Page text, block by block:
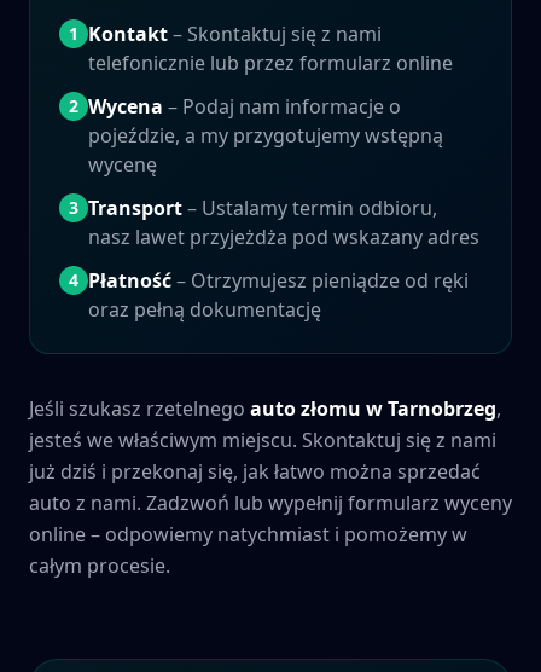
1 Kontakt– Skontaktuj się z nami
telefonicznie lub przez formularz online
2 Wycena – Podaj nam informacje o
pojeździe, a my przygotujemy wstępną
wycenę
3 Transport– Ustalamy termin odbioru,
nasz lawet przyjeżdża pod wskazany adres
4 Płatność– Otrzymujesz pieniądze od ręki
oraz pełną dokumentację
Jeśli szukasz rzetelnego auto złomu wTarnobrzeg,
jesteś we właściwym miejscu. Skontaktuj się z nami
już dziś i przekonaj się, jak łatwo można sprzedać
auto z nami. Zadzwoń lub wypełnij formularz wyceny
online – odpowiemy natychmiast i pomożemy w
całym procesie.